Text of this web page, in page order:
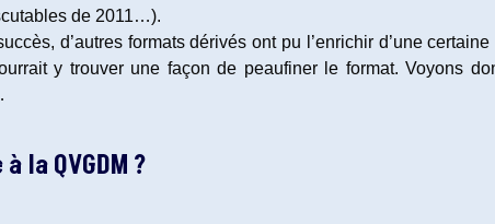
de 2011…).
d’autres formats dérivés ont pu l’enrichir d’une
y trouver une façon de peaufiner le format. Voyons
la QVGDM ?